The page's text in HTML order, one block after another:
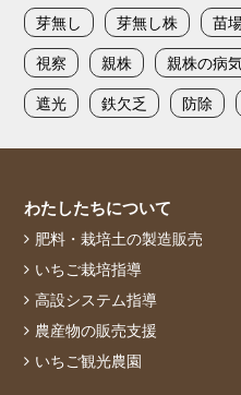
芽無し
芽無し株 苗
視察
親株 親株の病
遮光
鉄欠乏 防除
わたしたちについて
肥料・栽培土の製造販売
いちご栽培指導
高設システム指導
農産物の販売支援
いちご観光農園